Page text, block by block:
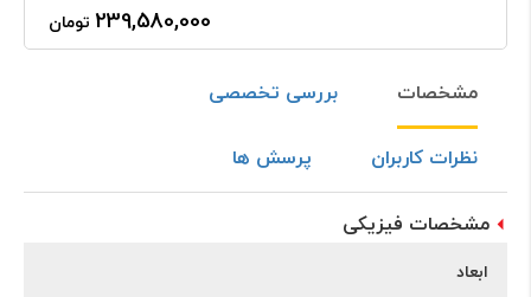
239,580,000 تومان
مشخصات بررسی تخصصی
نظرات کاربران پرسش ها
مشخصات فیزیکی
ابعاد